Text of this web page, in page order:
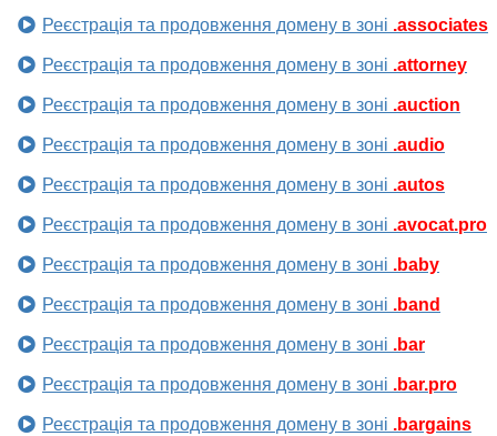
Реєстрація та продовження домену в зоні .associates
Реєстрація та продовження домену в зоні .attorney
Реєстрація та продовження домену в зоні .auction
Реєстрація та продовження домену в зоні .audio
Реєстрація та продовження домену в зоні .autos
Реєстрація та продовження домену в зоні .avocat.pro
Реєстрація та продовження домену в зоні .baby
Реєстрація та продовження домену в зоні .band
Реєстрація та продовження домену в зоні .bar
Реєстрація та продовження домену в зоні .bar.pro
Реєстрація та продовження домену в зоні .bargains